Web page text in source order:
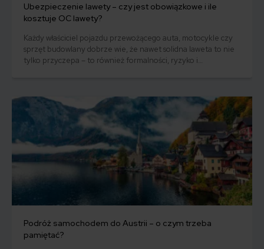
Ubezpieczenie lawety – czy jest obowiązkowe i ile
kosztuje OC lawety?
Każdy właściciel pojazdu przewożącego auta, motocykle czy
sprzęt budowlany dobrze wie, że nawet solidna laweta to nie
tylko przyczepa – to również formalności, ryzyko i
odpowiemy w niniejszym artykule.
Podróż samochodem do Austrii – o czym trzeba
pamiętać?